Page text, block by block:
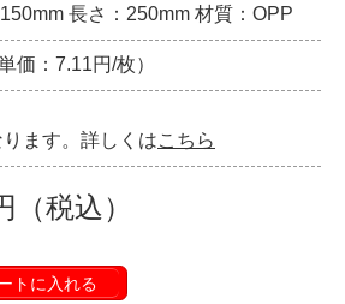
長さ：250mm 材質：OPP
価：7.11円/枚）
ます。詳しくはこちら
税込）
トに入れる